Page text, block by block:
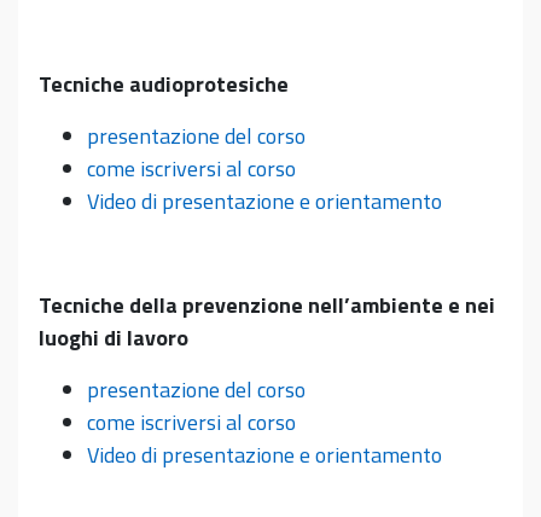
Tecniche audioprotesiche
presentazione del corso
come iscriversi al corso
Video di presentazione e orientamento
Tecniche della prevenzione nell’ambiente e nei
luoghi di lavoro
presentazione del corso
come iscriversi al corso
Video di presentazione e orientamento